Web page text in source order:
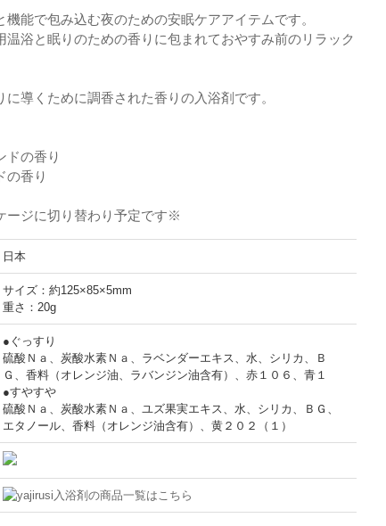
能で包み込む夜のための安眠ケアアイテムです。
温浴と眠りのための香りに包まれておやすみ前のリラック
導くために調香された香りの入浴剤です。
ドの香り
の香り
ージに切り替わり予定です※
日本
サイズ：約125×85×5mm
重さ：20g
●ぐっすり
硫酸Ｎａ、炭酸水素Ｎａ、ラベンダーエキス、水、シリカ、Ｂ
Ｇ、香料（オレンジ油、ラバンジン油含有）、赤１０６、青１
●すやすや
硫酸Ｎａ、炭酸水素Ｎａ、ユズ果実エキス、水、シリカ、ＢＧ、
エタノール、香料（オレンジ油含有）、黄２０２（１）
入浴剤の商品一覧はこちら